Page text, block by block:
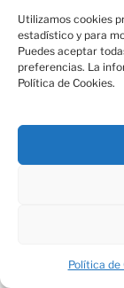
Utilizamos cookies
estadístico y para
Puedes aceptar
preferencias. La
Política de Cookies.
Política de
Estado actual:
Localización:
Acceso:
Historia del